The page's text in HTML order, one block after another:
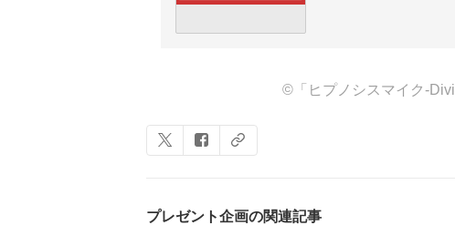
©「ヒプノシスマイク-
プレゼント企画の関連記事